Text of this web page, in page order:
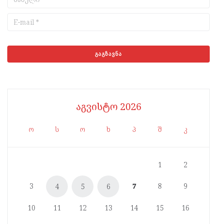
აგვისტო 2026
ო ს ო ხ პ შ კ
1 2
3 4 5 6 7 8 9
10 11 12 13 14 15 16